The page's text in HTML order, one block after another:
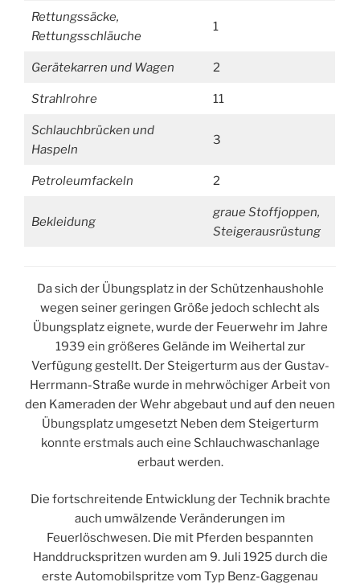
Rettungssäcke,
Rettungsschläuche
1
Gerätekarren und Wagen 2
Strahlrohre 11
Schlauchbrücken und
Haspeln
3
Petroleumfackeln 2
Bekleidung
graue Stoffjoppen,
Steigerausrüstung
Da sich der Übungsplatz in der Schützenhaushohle
wegen seiner geringen Größe jedoch schlecht als
Übungsplatz eignete, wurde der Feuerwehr im Jahre
1939 ein größeres Gelände im Weihertal zur
Verfügung gestellt. Der Steigerturm aus der Gustav-
Herrmann-Straße wurde in mehrwöchiger Arbeit von
den Kameraden der Wehr abgebaut und auf den neuen
Übungsplatz umgesetzt Neben dem Steigerturm
konnte erstmals auch eine Schlauchwaschanlage
erbaut werden.
Die fortschreitende Entwicklung der Technik brachte
auch umwälzende Veränderungen im
Feuerlöschwesen. Die mit Pferden bespannten
Handdruckspritzen wurden am 9. Juli 1925 durch die
erste Automobilspritze vom Typ Benz-Gaggenau